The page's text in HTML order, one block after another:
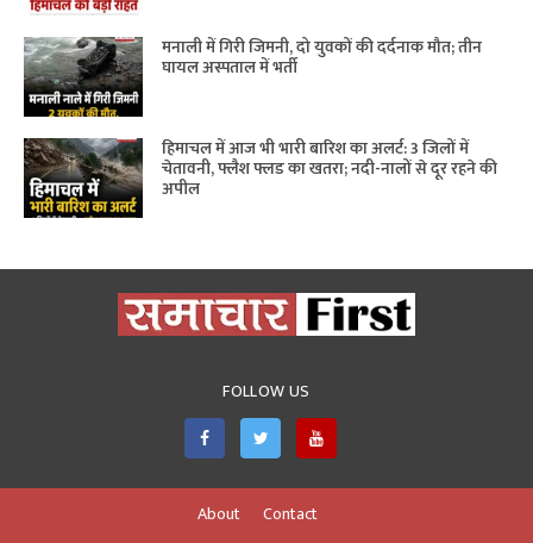
मनाली में गिरी जिमनी, दो युवकों की दर्दनाक मौत; तीन
घायल अस्पताल में भर्ती
हिमाचल में आज भी भारी बारिश का अलर्ट: 3 जिलों में
चेतावनी, फ्लैश फ्लड का खतरा; नदी-नालों से दूर रहने की
अपील
FOLLOW US
About
Contact